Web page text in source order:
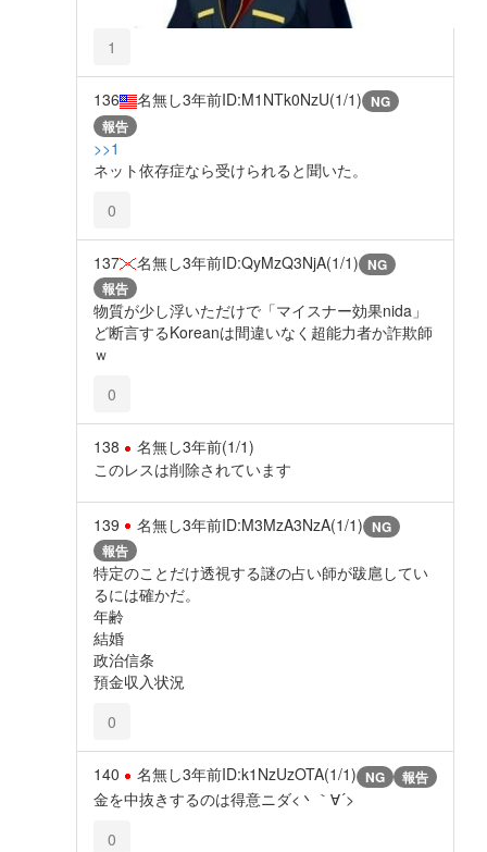
1
136 名無し3年前ID:M1NTk0NzU(1/1) NG
報告
>>1
ネット依存症なら受けられると聞いた。
0
137 名無し3年前ID:QyMzQ3NjA(1/1) NG
報告
物質が少し浮いただけで「マイスナー効果nida」
ど断言するKoreanは間違いなく超能力者か詐欺師
ｗ
0
138 名無し3年前(1/1)
このレスは削除されています
139 名無し3年前ID:M3MzA3NzA(1/1) NG
報告
特定のことだけ透視する謎の占い師が跋扈してい
るには確かだ。
年齢
結婚
政治信条
預金収入状況
0
140 名無し3年前ID:k1NzUzOTA(1/1) NG 報告
金を中抜きするのは得意ニダ<丶｀∀´>
0